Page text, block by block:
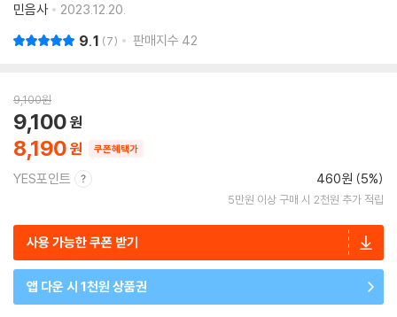
민음사
2023.12.20.
9.1 7 판매지수 42
9,100원
8,190
9,100
쿠폰혜택가
YES포인트 460원 (5%)
5만원 이상 구매 시 2천원 추가 적립
사용 가능한 쿠폰 받기
앱 다운 시 1천원 상품권